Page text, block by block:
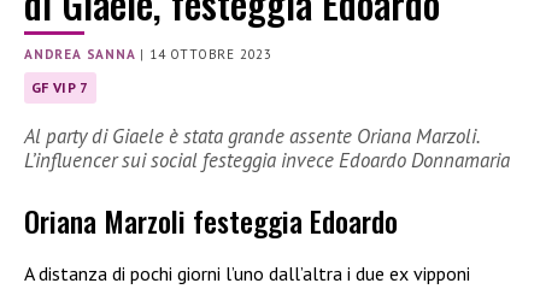
ANDREA SANNA | 14 OTTOBRE 2023
GF VIP 7
Al party di Giaele è stata grande assente Oriana Marzoli.
L’influencer sui social festeggia invece Edoardo Donnamaria
Oriana Marzoli festeggia Edoardo
A distanza di pochi giorni l’uno dall’altra i due ex vipponi